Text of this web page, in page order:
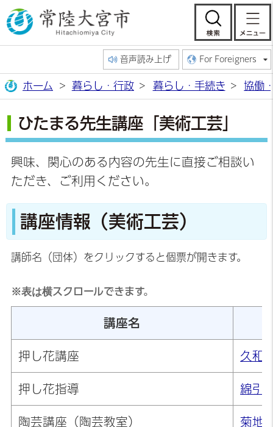
常陸大宮市公
検
音声読み上げ For Foreigners
ホーム 暮らし・行政 暮らし・手続き 協働
ひたまる先生講座「美術工芸」
興味、関心のある内容の先生に直接ご相談い
ただき、ご利用ください。
講座情報（美術工芸）
講師名（団体）をクリックすると個票が開きます。
※表は横スクロールできます。
講座名
押し花講座 久和
押し花指導 綿引
陶芸講座（陶芸教室） 菊地